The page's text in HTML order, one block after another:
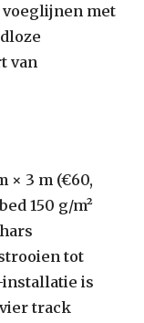
met
van
× 3 m (€60,
150 g/m²
tot
is
track